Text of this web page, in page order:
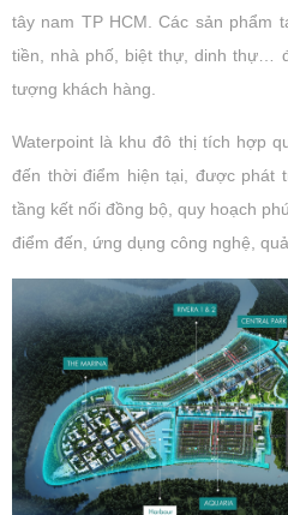
tây nam TP HCM. Các sản phẩm
tiền, nhà phố, biệt thự, dinh thự…
tượng khách hàng.
Waterpoint là khu đô thị tích hợp
đến thời điểm hiện tại, được phát
tầng kết nối đồng bộ, quy hoạch
điểm đến, ứng dụng công nghệ,